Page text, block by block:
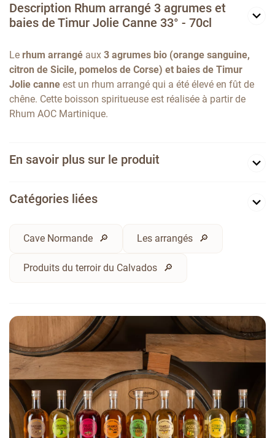
Description Rhum arrangé 3 agrumes et
baies de Timur Jolie Canne 33° - 70cl
Le rhum arrangé aux 3 agrumes bio (orange sanguine,
citron de Sicile, pomelos de Corse) et baies de Timur
Jolie canne est un rhum arrangé qui a été élevé en fût de
chêne. Cette boisson spiritueuse est réalisée à partir de
Rhum AOC Martinique.
En savoir plus sur le produit
Catégories liées
Cave Normande Les arrangés
Produits du terroir du Calvados